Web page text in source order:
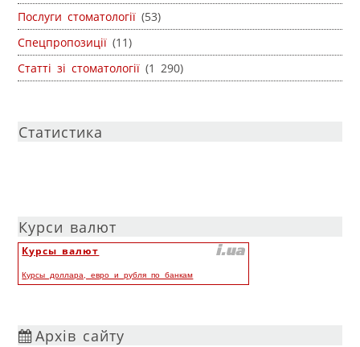
Послуги стоматології (53)
Спецпропозиції (11)
Статті зі стоматології (1 290)
Статистика
Курси валют
Курсы валют
Курсы доллара, евро и рубля по банкам
Архів сайту